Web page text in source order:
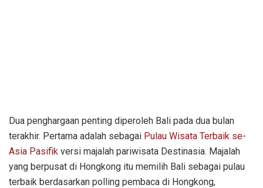
Dua penghargaan penting diperoleh Bali pada dua bulan
terakhir. Pertama adalah sebagai Pulau Wisata Terbaik se-
Asia Pasifik versi majalah pariwisata Destinasia. Majalah
yang berpusat di Hongkong itu memilih Bali sebagai pulau
terbaik berdasarkan polling pembaca di Hongkong,